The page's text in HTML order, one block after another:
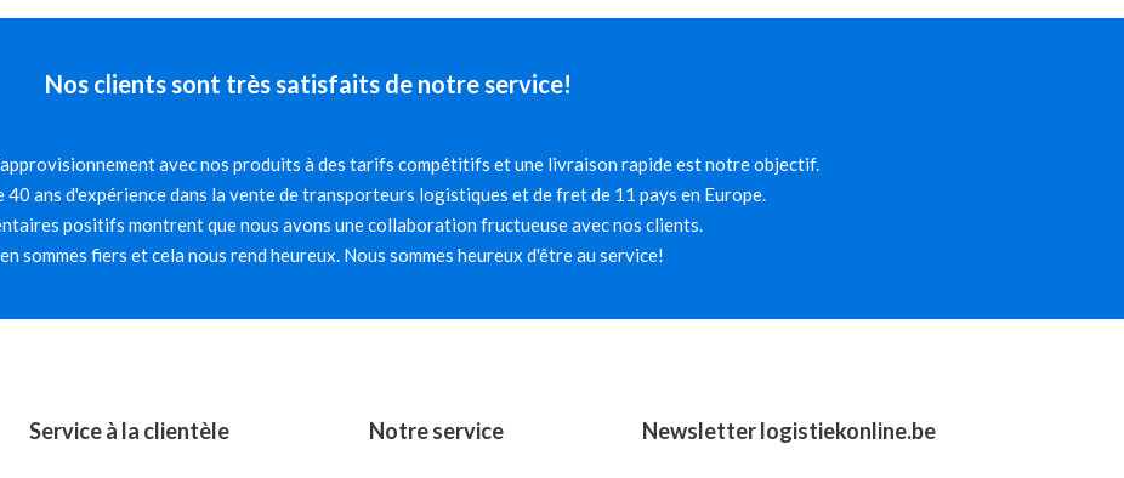
Nos clients sont très satisfaits de notre service!
avec nos produits à des tarifs compétitifs et une livraison rapide est notre objectif.
40 ans d'expérience dans la vente de transporteurs logistiques et de fret de 11 pays en Europe.
positifs montrent que nous avons une collaboration fructueuse avec nos clients.
sommes fiers et cela nous rend heureux. Nous sommes heureux d'être au service!
Service à la clientèle Notre service Newsletter logistiekonline.be